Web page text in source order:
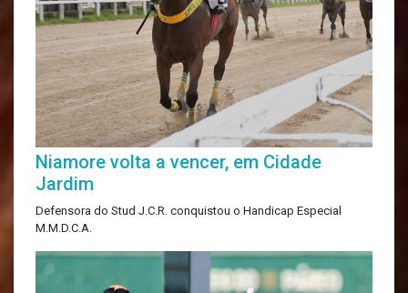
Niamore volta a vencer, em Cidade
Jardim
Defensora do Stud J.C.R. conquistou o Handicap Especial
M.M.D.C.A.